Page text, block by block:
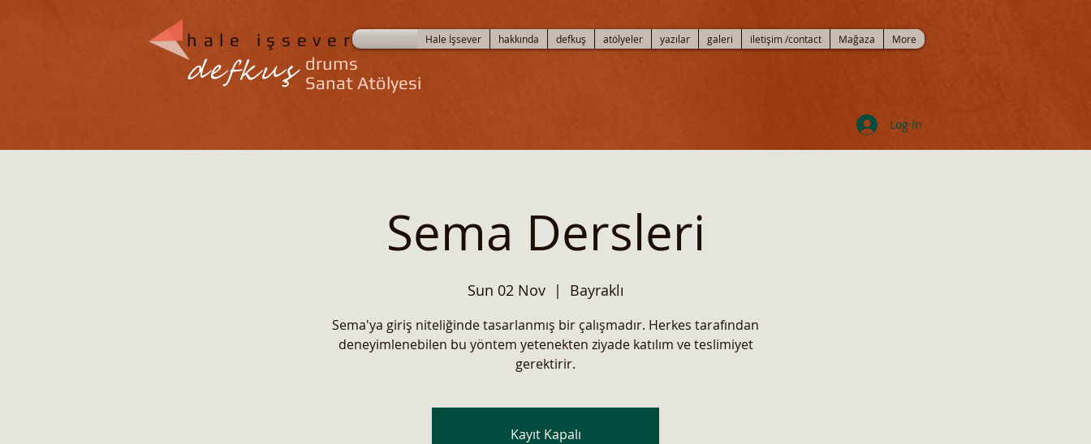
hale işsever
defkuş
Hale İşsever hakkında defkuş atölyeler yazılar galeri iletişim /contact Mağaza More
drums
Sanat Atölyesi
Log In
Sema Dersleri
Sun 02 Nov
  |
Bayraklı
Sema'ya giriş niteliğinde tasarlanmış bir çalışmadır. Herkes tarafından
deneyimlenebilen bu yöntem yetenekten ziyade katılım ve teslimiyet
gerektirir.
Kayıt Kapalı